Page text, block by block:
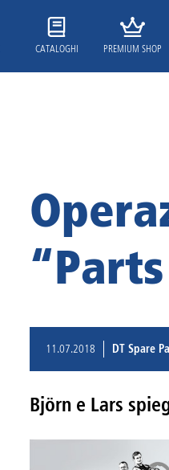
CATALOGHI PREMIUM SHOP
11.07.2018 DT Spare
Björn e Lars